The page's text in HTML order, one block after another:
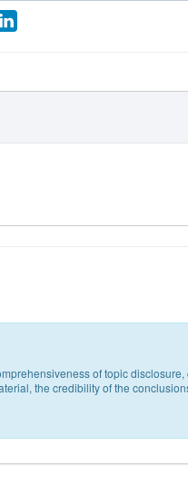
of topic disclosure,
the credibility of the